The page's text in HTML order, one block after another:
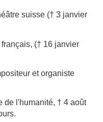
suisse († 3 janvier
(† 16 janvier
et organiste
de l'humanité, † 4 août